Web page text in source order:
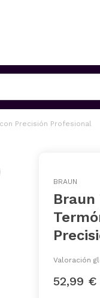
Precisión Profesional
BRAUN
Braun
Valoración
52,99 €